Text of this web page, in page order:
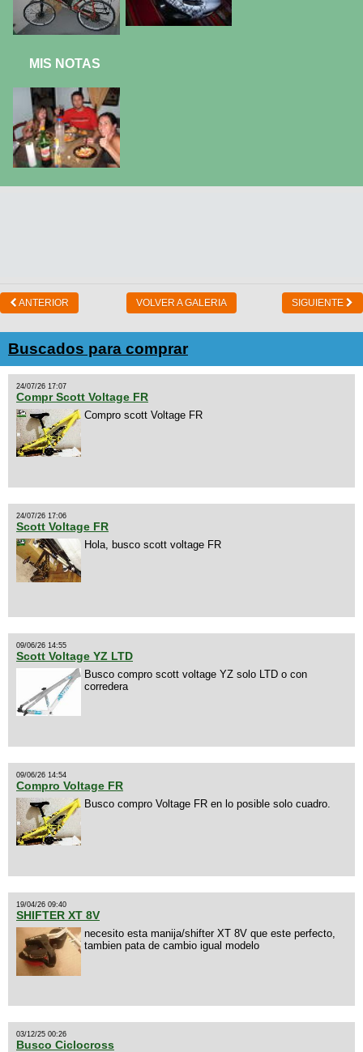
MIS NOTAS
ANTERIOR VOLVER A GALERIA SIGUIENTE
Buscados para comprar
24/07/26 17:07
Compr Scott Voltage FR
Compro scott Voltage FR
24/07/26 17:06
Scott Voltage FR
Hola, busco scott voltage FR
09/06/26 14:55
Scott Voltage YZ LTD
Busco compro scott voltage YZ solo LTD o con
corredera
09/06/26 14:54
Compro Voltage FR
Busco compro Voltage FR en lo posible solo cuadro.
19/04/26 09:40
SHIFTER XT 8V
necesito esta manija/shifter XT 8V que este perfecto,
tambien pata de cambio igual modelo
03/12/25 00:26
Busco Ciclocross